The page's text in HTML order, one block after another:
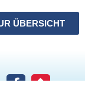
ÜBERSICHT